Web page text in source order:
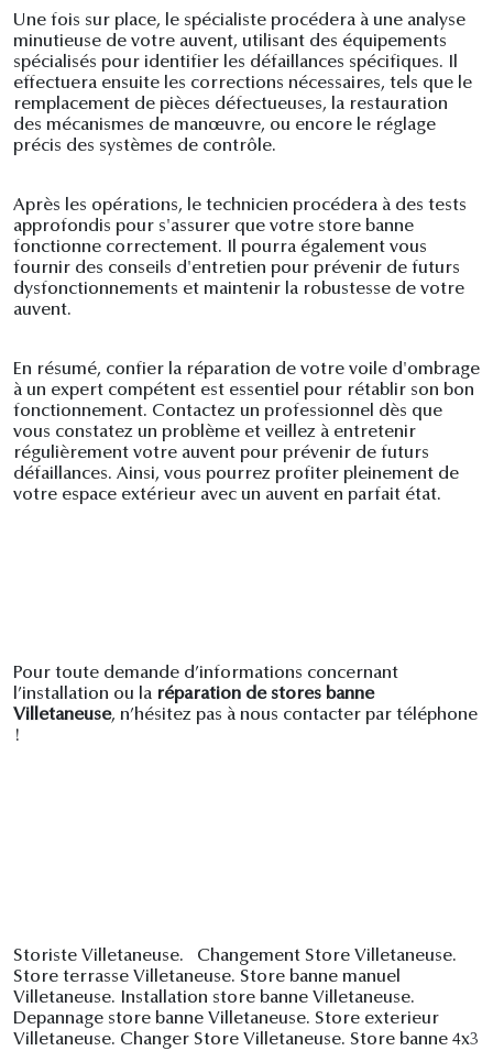
Une fois sur place, le spécialiste procédera à une analyse
minutieuse de votre auvent, utilisant des équipements
spécialisés pour identifier les défaillances spécifiques. Il
effectuera ensuite les corrections nécessaires, tels que le
remplacement de pièces défectueuses, la restauration
des mécanismes de manœuvre, ou encore le réglage
précis des systèmes de contrôle.
Après les opérations, le technicien procédera à des tests
approfondis pour s'assurer que votre store banne
fonctionne correctement. Il pourra également vous
fournir des conseils d'entretien pour prévenir de futurs
dysfonctionnements et maintenir la robustesse de votre
auvent.
En résumé, confier la réparation de votre voile d'ombrage
à un expert compétent est essentiel pour rétablir son bon
fonctionnement. Contactez un professionnel dès que
vous constatez un problème et veillez à entretenir
régulièrement votre auvent pour prévenir de futurs
défaillances. Ainsi, vous pourrez profiter pleinement de
votre espace extérieur avec un auvent en parfait état.
Pour toute demande d’informations concernant
l’installation ou la réparation de stores banne
Villetaneuse, n’hésitez pas à nous contacter par téléphone
!
Storiste Villetaneuse. Changement Store Villetaneuse.
Store terrasse Villetaneuse. Store banne manuel
Villetaneuse. Installation store banne Villetaneuse.
Depannage store banne Villetaneuse. Store exterieur
Villetaneuse. Changer Store Villetaneuse. Store banne 4x3